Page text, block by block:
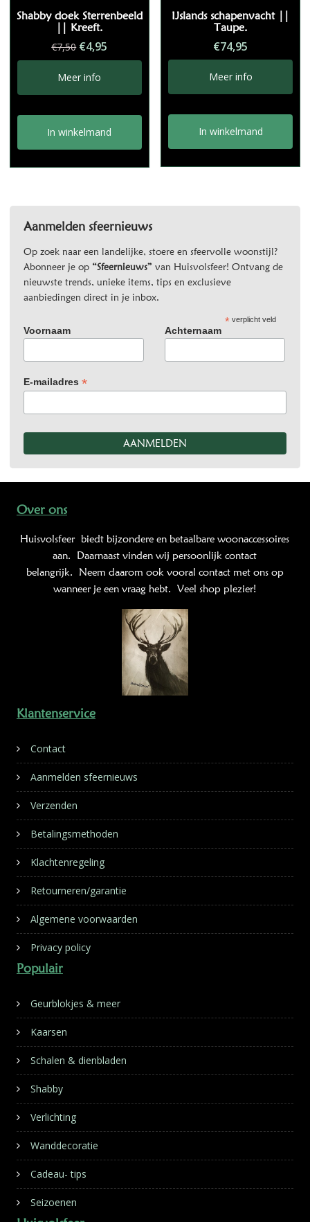
Shabby doek Sterrenbeeld
|| Kreeft.
€7,50 Oorspronkelijke
prijs
was:
€7,50.
€4,95
prijs
€4,95.
Meer info
In winkelmand
IJslands schapenvacht ||
Taupe.
€74,95
Meer info
In winkelmand
Aanmelden sfeernieuws
Op zoek naar een landelijke, stoere en sfeervolle woonstijl?
Abonneer je op “Sfeernieuws” van Huisvolsfeer! Ontvang de
nieuwste trends, unieke items, tips en exclusieve
aanbiedingen direct in je inbox.
*verplicht veld
Voornaam Achternaam
E-mailadres *
Over ons
Huisvolsfeer biedt bijzondere en betaalbare woonaccessoires
aan. Daarnaast vinden wij persoonlijk contact
belangrijk. Neem daarom ook vooral contact met ons op
wanneer je een vraag hebt. Veel shop plezier!
Klantenservice
Contact
Aanmelden sfeernieuws
Verzenden
Betalingsmethoden
Klachtenregeling
Retourneren/garantie
Algemene voorwaarden
Privacy policy
Populair
Geurblokjes & meer
Kaarsen
Schalen & dienbladen
Shabby
Verlichting
Wanddecoratie
Cadeau- tips
Seizoenen